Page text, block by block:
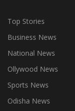
Top Stories
Business News
National News
Ollywood News
Sports News
Odisha News